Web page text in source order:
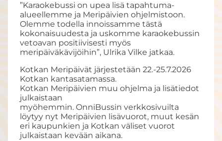
”Karaokebussi on upea lisä tapahtuma-
alueellemme ja Meripäivien ohjelmistoon.
Olemme todella innoissamme tästä
kokonaisuudesta ja uskomme karaokebussin
vetoavan positiivisesti myös
meripäiväkävijöihin”, Ulrika Vilke jatkaa.
Kotkan Meripäivät järjestetään 22.-25.7.2026
Kotkan kantasatamassa.
Kotkan Meripäivien muu ohjelma ja lisätiedot
julkaistaan
myöhemmin. OnniBussin verkkosivuilta
löytyy nyt Meripäivien lisävuorot, muut kesän
eri kaupunkien ja Kotkan väliset vuorot
julkaistaan kevään aikana.